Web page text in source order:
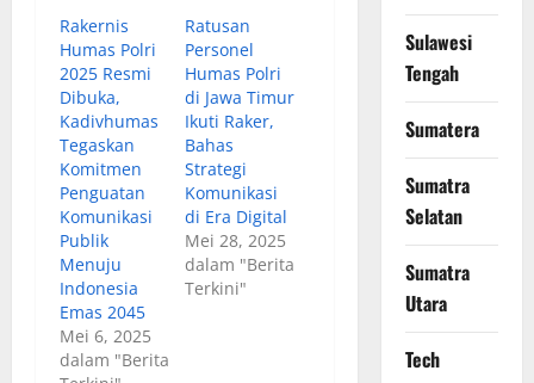
Rakernis
Humas Polri
2025 Resmi
Dibuka,
Kadivhumas
Tegaskan
Komitmen
Penguatan
Komunikasi
Publik
Menuju
Indonesia
Emas 2045
Mei 6, 2025
dalam "Berita
Ratusan
Personel
Humas Polri
di Jawa Timur
Ikuti Raker,
Bahas
Strategi
Komunikasi
di Era Digital
Mei 28, 2025
dalam "Berita
Terkini"
Sulawesi
Tengah
Sumatera
Sumatra
Selatan
Sumatra
Utara
Tech